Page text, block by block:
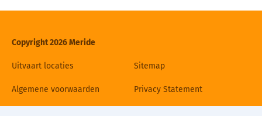
Copyright 2026 Meride
Uitvaart locaties Sitemap
Algemene voorwaarden Privacy Statement